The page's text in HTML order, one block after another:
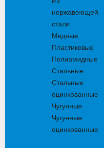
нержавеющей
стали
Медные
Пластиковые
Полиамидные
Стальные
Стальные
оцинкованные
Чугунные
Чугунные
оцинкованные